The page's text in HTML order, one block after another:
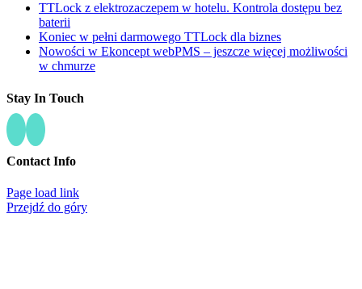
TTLock z elektrozaczepem w hotelu. Kontrola dostępu bez
baterii
Koniec w pełni darmowego TTLock dla biznes
Nowości w Ekoncept webPMS – jeszcze więcej możliwości
w chmurze
Stay In Touch
Contact Info
Page load link
Przejdź do góry